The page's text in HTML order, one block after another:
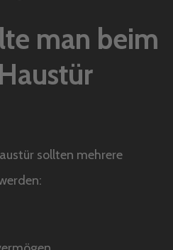
man beim
sollten mehrere